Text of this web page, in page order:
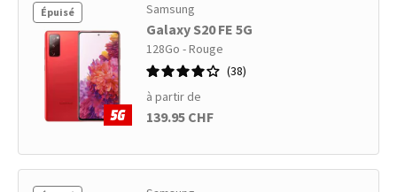
Épuisé Samsung
Galaxy S20 FE 5G
128Go - Rouge
38
à partir de
139.95 CHF